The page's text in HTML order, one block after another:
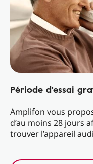
Période d'essai
Amplifon vous
d’au moins 28 jours
trouver l’appareil